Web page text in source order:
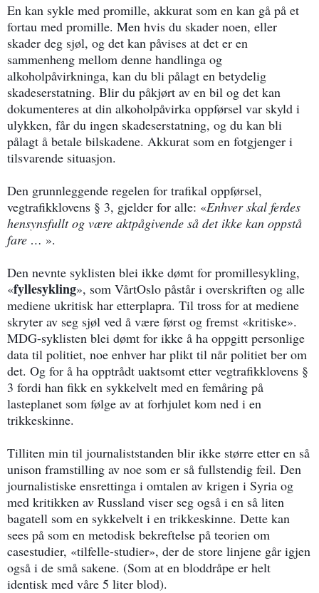
En kan sykle med promille, akkurat som en kan gå på et
fortau med promille. Men hvis du skader noen, eller
skader deg sjøl, og det kan påvises at det er en
sammenheng mellom denne handlinga og
alkoholpåvirkninga, kan du bli pålagt en betydelig
skadeserstatning. Blir du påkjørt av en bil og det kan
dokumenteres at din alkoholpåvirka oppførsel var skyld i
ulykken, får du ingen skadeserstatning, og du kan bli
pålagt å betale bilskadene. Akkurat som en fotgjenger i
tilsvarende situasjon.
Den grunnleggende regelen for trafikal oppførsel,
vegtrafikklovens § 3, gjelder for alle: «Enhver skal ferdes
hensynsfullt og være aktpågivende så det ikke kan oppstå
fare … ».
Den nevnte syklisten blei ikke dømt for promillesykling,
«fyllesykling», som VårtOslo påstår i overskriften og alle
mediene ukritisk har etterplapra. Til tross for at mediene
skryter av seg sjøl ved å være først og fremst «kritiske».
MDG-syklisten blei dømt for ikke å ha oppgitt personlige
data til politiet, noe enhver har plikt til når politiet ber om
det. Og for å ha opptrådt uaktsomt etter vegtrafikklovens §
3 fordi han fikk en sykkelvelt med en femåring på
lasteplanet som følge av at forhjulet kom ned i en
trikkeskinne.
Tilliten min til journaliststanden blir ikke større etter en så
unison framstilling av noe som er så fullstendig feil. Den
journalistiske ensrettinga i omtalen av krigen i Syria og
med kritikken av Russland viser seg også i en så liten
bagatell som en sykkelvelt i en trikkeskinne. Dette kan
sees på som en metodisk bekreftelse på teorien om
casestudier, «tilfelle-studier», der de store linjene går igjen
også i de små sakene. (Som at en bloddråpe er helt
identisk med våre 5 liter blod).